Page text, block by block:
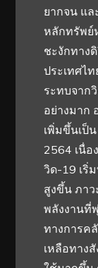
ยากจน แ
หลักทรัพย์
ชะงักทาง
ประเทศไ
ระทบจาก
อย่างมาก
เพิ่มขึ้นเป็
2564 เนื่อ
วิด-19 เริ่
สูงขึ้น ภาว
พลังงานที่
ทางการค
เหลือทาง